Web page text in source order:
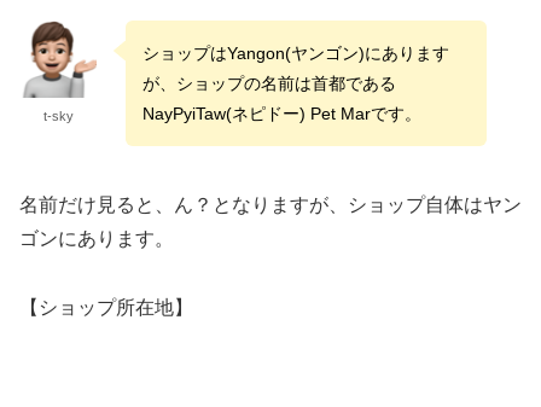
t-sky
ショップはYangon(ヤンゴン)にあります
が、ショップの名前は首都である
NayPyiTaw(ネピドー) Pet Marです。
名前だけ見ると、ん？となりますが、ショップ自体はヤン
ゴンにあります。
【ショップ所在地】